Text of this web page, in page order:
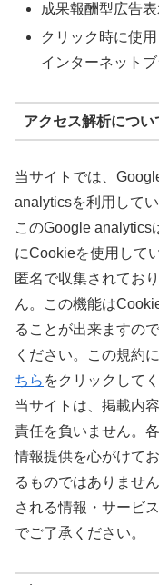
成果報酬型広告
クリック時に使
インターネット
アクセス解析につい
当サイトでは、
analyticsを利用してい
このGoogle analytics
にCookieを使用して
匿名で収集されてお
ん。この機能は
ることが出来ますの
ください。この規約
ちら をクリックしてく
当サイトは、掲載内
責任を負いません。
情報提供を心がけて
るものではありませ
される情報・サービ
でご了承ください。